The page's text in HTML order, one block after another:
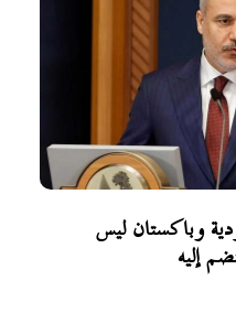
وباكستان ليس
إليه